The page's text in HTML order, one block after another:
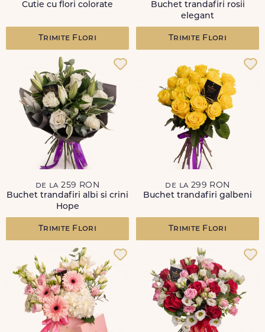
Cutie cu flori colorate
Trimite Flori
Buchet trandafiri rosii
elegant
Trimite Flori
de la 259 RON
Buchet trandafiri albi si crini
Hope
Trimite Flori
de la 299 RON
Buchet trandafiri galbeni
Trimite Flori